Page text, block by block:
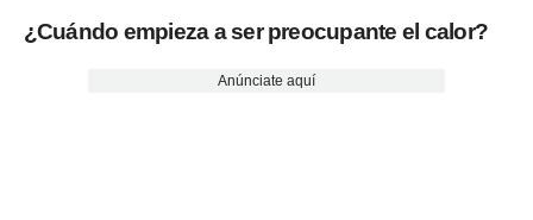
¿Cuándo empieza a ser preocupante el calor?
Anúnciate aquí